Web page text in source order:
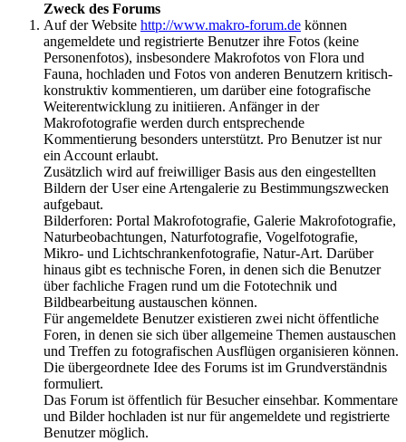
Zweck des Forums
Auf der Website http://www.makro-forum.de können
angemeldete und registrierte Benutzer ihre Fotos (keine
Personenfotos), insbesondere Makrofotos von Flora und
Fauna, hochladen und Fotos von anderen Benutzern kritisch-
konstruktiv kommentieren, um darüber eine fotografische
Weiterentwicklung zu initiieren. Anfänger in der
Makrofotografie werden durch entsprechende
Kommentierung besonders unterstützt. Pro Benutzer ist nur
ein Account erlaubt.
Zusätzlich wird auf freiwilliger Basis aus den eingestellten
Bildern der User eine Artengalerie zu Bestimmungszwecken
aufgebaut.
Bilderforen: Portal Makrofotografie, Galerie Makrofotografie,
Naturbeobachtungen, Naturfotografie, Vogelfotografie,
Mikro- und Lichtschrankenfotografie, Natur-Art. Darüber
hinaus gibt es technische Foren, in denen sich die Benutzer
über fachliche Fragen rund um die Fototechnik und
Bildbearbeitung austauschen können.
Für angemeldete Benutzer existieren zwei nicht öffentliche
Foren, in denen sie sich über allgemeine Themen austauschen
und Treffen zu fotografischen Ausflügen organisieren können.
Die übergeordnete Idee des Forums ist im Grundverständnis
formuliert.
Das Forum ist öffentlich für Besucher einsehbar. Kommentare
und Bilder hochladen ist nur für angemeldete und registrierte
Benutzer möglich.